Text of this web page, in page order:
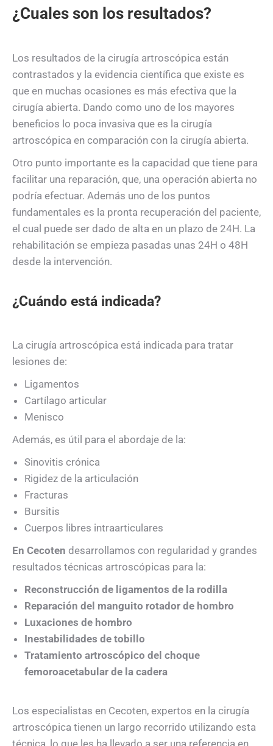
¿Cuales son los resultados?
Los resultados de la cirugía artroscópica están
contrastados y la evidencia científica que existe es
que en muchas ocasiones es más efectiva que la
cirugía abierta. Dando como uno de los mayores
beneficios lo poca invasiva que es la cirugía
artroscópica en comparación con la cirugía abierta.
Otro punto importante es la capacidad que tiene para
facilitar una reparación, que, una operación abierta no
podría efectuar. Además uno de los puntos
fundamentales es la pronta recuperación del paciente,
el cual puede ser dado de alta en un plazo de 24H. La
rehabilitación se empieza pasadas unas 24H o 48H
desde la intervención.
¿Cuándo está indicada?
La cirugía artroscópica está indicada para tratar
lesiones de:
Ligamentos
Cartílago articular
Menisco
Además, es útil para el abordaje de la:
Sinovitis crónica
Rigidez de la articulación
Fracturas
Bursitis
Cuerpos libres intraarticulares
En Cecoten desarrollamos con regularidad y grandes
resultados técnicas artroscópicas para la:
Reconstrucción de ligamentos de la rodilla
Reparación del manguito rotador de hombro
Luxaciones de hombro
Inestabilidades de tobillo
Tratamiento artroscópico del choque
femoroacetabular de la cadera
Los especialistas en Cecoten, expertos en la cirugía
artroscópica tienen un largo recorrido utilizando esta
técnica, lo que les ha llevado a ser una referencia en